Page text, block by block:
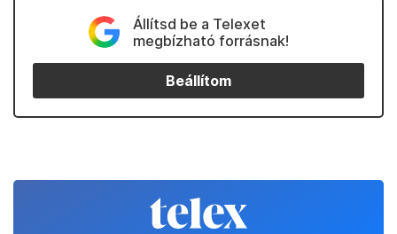
Állítsd be a Telexet
megbízható forrásnak!
Beállítom